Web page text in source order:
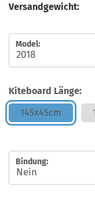
Versandgewicht:
Model:
Kiteboard Länge:
145x45cm
Bindung: